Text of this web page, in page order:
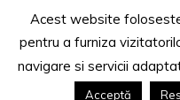
Copyrights.
Proudly powered by
by
Acest website
pentru a furniza
navigare si servicii
Acceptă